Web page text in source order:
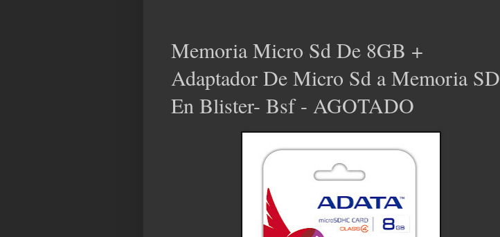
Memoria Micro Sd De 8GB +
Adaptador De Micro Sd a Memoria SD
En Blister- Bsf - AGOTADO